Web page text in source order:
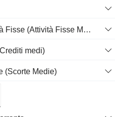
Rotazione delle Attività Fisse (Attività Fisse Medie)
medi)
(Scorte Medie)